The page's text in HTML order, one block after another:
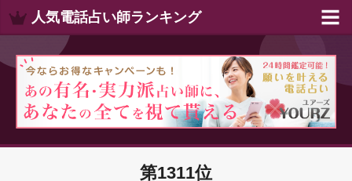
人気電話占い師ランキング
第1311位